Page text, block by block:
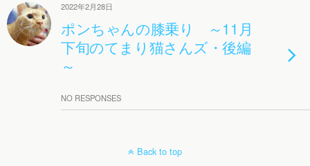
2022年2月28日
ポンちゃんの膝乗り ～11月
下旬のてまり猫さんズ・後編
～
NO RESPONSES
Back to top